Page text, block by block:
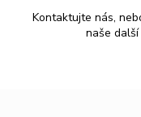
Kontaktujte nás,
naše